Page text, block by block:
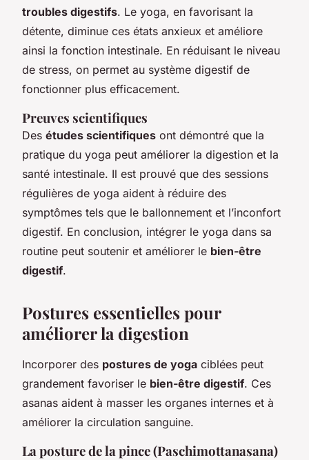
troubles digestifs. Le yoga, en favorisant la
détente, diminue ces états anxieux et améliore
ainsi la fonction intestinale. En réduisant le niveau
de stress, on permet au système digestif de
fonctionner plus efficacement.
Preuves scientifiques
Des études scientifiques ont démontré que la
pratique du yoga peut améliorer la digestion et la
santé intestinale. Il est prouvé que des sessions
régulières de yoga aident à réduire des
symptômes tels que le ballonnement et l’inconfort
digestif. En conclusion, intégrer le yoga dans sa
routine peut soutenir et améliorer le bien-être
digestif.
Postures essentielles pour
améliorer la digestion
Incorporer des postures de yoga ciblées peut
grandement favoriser le bien-être digestif. Ces
asanas aident à masser les organes internes et à
améliorer la circulation sanguine.
La posture de la pince (Paschimottanasana)